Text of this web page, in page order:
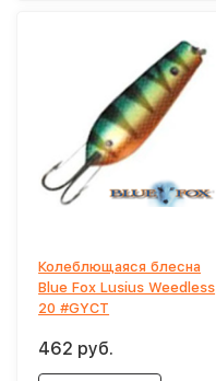
Колеблющаяся блесна
Blue Fox Lusius Weedless
20 #GYCT
462 руб.